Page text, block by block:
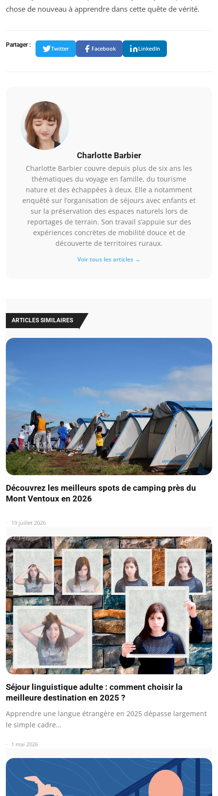
chose de nouveau à apprendre dans cette quête de vérité.
Partager :
Twitter Facebook LinkedIn
Charlotte Barbier
Charlotte Barbier couvre depuis plus de six ans les
thématiques du voyage en famille, du tourisme
nature et des échappées à deux. Elle a notamment
enquêté sur l’organisation de séjours avec enfants et
sur la préservation des espaces naturels lors de
reportages de terrain. Son travail s’appuie sur des
expériences concrètes de mobilité douce et de
découverte de territoires ruraux.
Voir tous les articles →
ARTICLES SIMILAIRES
Découvrez les meilleurs spots de camping près du
Mont Ventoux en 2026
19 juillet 2026
Séjour linguistique adulte : comment choisir la
meilleure destination en 2025 ?
Apprendre une langue étrangère en 2025 dépasse largement
le simple cadre…
1 mai 2026